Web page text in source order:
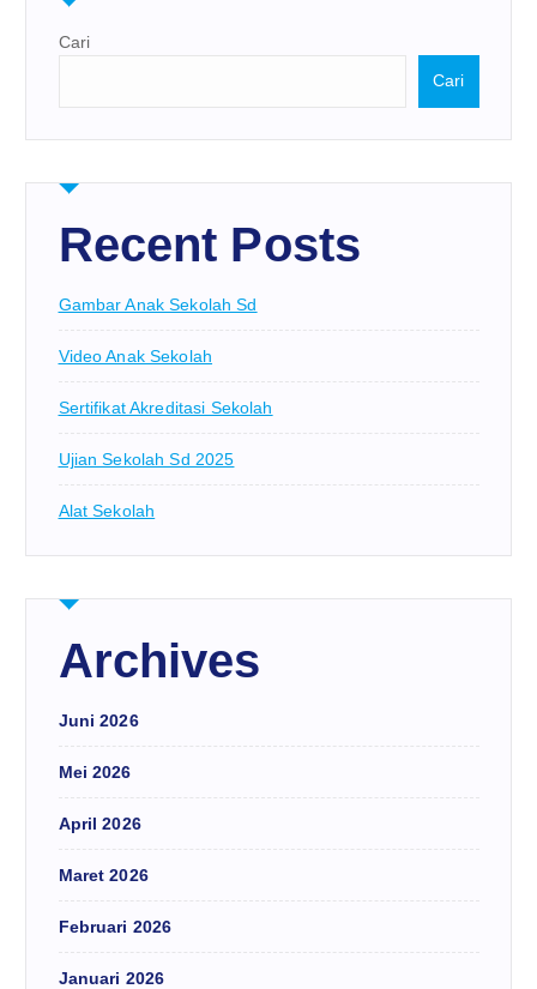
Cari
Cari
Recent Posts
Gambar Anak Sekolah Sd
Video Anak Sekolah
Sertifikat Akreditasi Sekolah
Ujian Sekolah Sd 2025
Alat Sekolah
Archives
Juni 2026
Mei 2026
April 2026
Maret 2026
Februari 2026
Januari 2026